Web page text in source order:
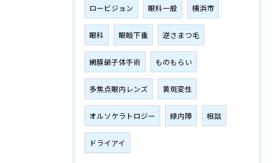
ロービジョン 眼科一般 横浜市
眼科 眼瞼下垂 逆さまつ毛
網膜硝子体手術 ものもらい
多焦点眼内レンズ 黄斑変性
オルソケラトロジー 緑内障 相談
ドライアイ